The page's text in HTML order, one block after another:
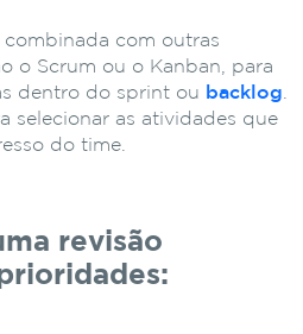
com outras
o Scrum ou o Kanban, para
dentro do sprint ou backlog
selecionar as atividades que
do time.
revisão